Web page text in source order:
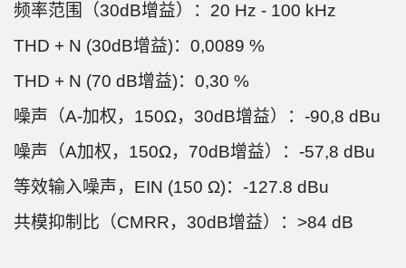
频率范围（30dB增益）：20 Hz - 100 kHz
THD + N (30dB增益)：0,0089 %
THD + N (70 dB增益)：0,30 %
噪声（A-加权，150Ω，30dB增益）：-90,8 dBu
噪声（A加权，150Ω，70dB增益）：-57,8 dBu
等效输入噪声，EIN (150 Ω)：-127.8 dBu
共模抑制比（CMRR，30dB增益）：>84 dB